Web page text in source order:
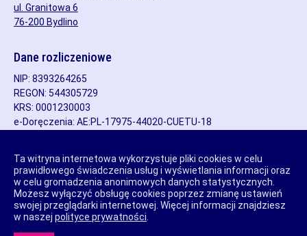
ul. Granitowa 6
76-200 Bydlino
Dane rozliczeniowe
NIP: 8393264265
REGON: 544305729
KRS: 0001230003
e-Doręczenia: AE:PL-17975-44020-CUETU-18
Copyright © Agnieszka Dobosz, Pracownia Przywództwa Sp. z
o.o.
Projekt i wykonanie: BLSK Sp. z o.o.
Ta witryna internetowa wykorzystuje pliki cookies w celu
prawidłowego świadczenia usług i wyświetlania informacji oraz
w celu gromadzenia anonimowych danych statystycznych.
Możesz wyłączyć obsługę cookies poprzez zmianę ustawień
swojej przeglądarki internetowej. Więcej informacji znajdziesz
w naszej polityce prywatności